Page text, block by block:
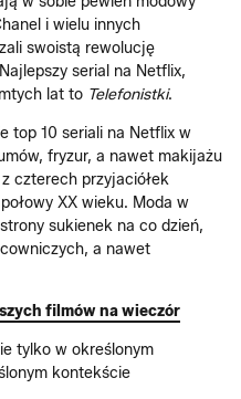
i wielu innych
swoistą rewolucję
serial na Netflix,
lat to Telefonistki.
top 10 seriali na Netflix w
fryzur, a nawet makijażu
czterech przyjaciółek
XX wieku. Moda w
sukienek na co dzień,
a nawet
filmów na wieczór
tylko w określonym
kontekście